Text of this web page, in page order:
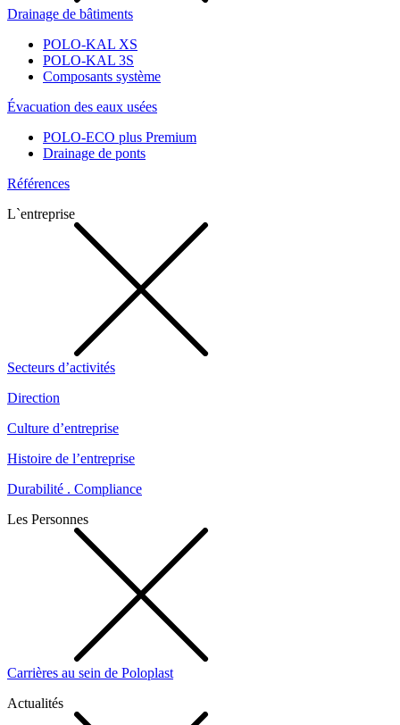
Drainage de bâtiments
POLO-KAL XS
POLO-KAL 3S
Composants système
Évacuation des eaux usées
POLO-ECO plus Premium
Drainage de ponts
Références
L`entreprise
Secteurs d’activités
Direction
Culture d’entreprise
Histoire de l’entreprise
Durabilité . Compliance
Les Personnes
Carrières au sein de Poloplast
Actualités